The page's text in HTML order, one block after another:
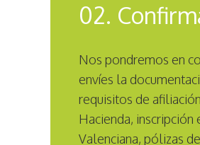
02.
Nos pondremos en
envíes la
requisitos de
Hacienda,
Valenciana, pólizas